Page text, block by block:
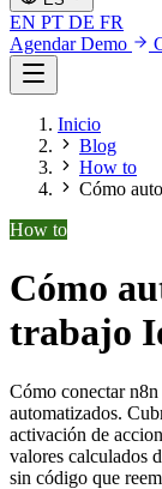
EN PT DE FR
Agendar Demo
Inicio
Blog
How to
Cómo
How to
Cómo
trabajo
Cómo conectar
automatizados.
activación de
valores calculados
sin código que